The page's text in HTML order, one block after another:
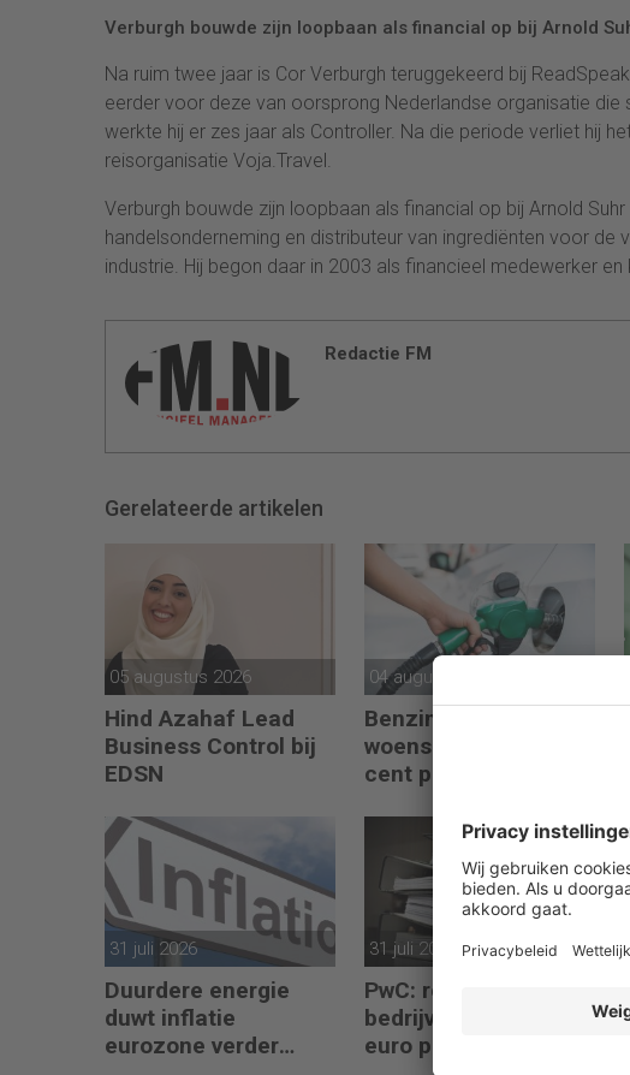
Verburgh bouwde zijn loopbaan als financial op bij Arnold
Na ruim twee jaar is Cor Verburgh teruggekeerd bij
eerder voor deze van oorsprong Nederlandse organisatie
werkte hij er zes jaar als Controller. Na die periode verliet hij
reisorganisatie Voja.Travel.
Verburgh bouwde zijn loopbaan als financial op bij Arnold
handelsonderneming en distributeur van ingrediënten voor
industrie. Hij begon daar in 2003 als financieel medewerker
Redactie FM
Gerelateerde artikelen
05 augustus 2026
Hind Azahaf Lead
Business Control bij
EDSN
04 augustus 2026
Benzineprijs in België
woensdag ruim 9
cent per liter omlaag
31 juli 2026
Duurdere energie
duwt inflatie
eurozone verder
31 juli 2026
PwC: regeldruk kost
bedrijven 9 miljard
euro per jaar